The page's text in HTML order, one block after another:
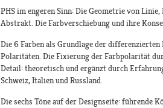
PHS im engeren Sinn: Die Geometrie von
Abstrakt. Die Farbverschiebung und ihre
Die 6 Farben als Grundlage der
Polaritäten. Die Fixierung der Farbpolarität
Detail: theoretisch und ergänzt durch
Schweiz, Italien und Russland.
Die sechs Töne auf der Designseite: führende